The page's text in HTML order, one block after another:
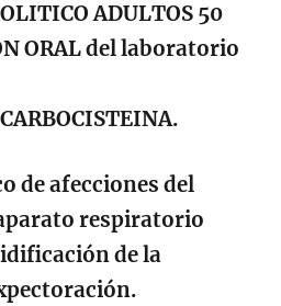
ADULTOS 50
ORAL del laboratorio
de afecciones del
respiratorio
de la